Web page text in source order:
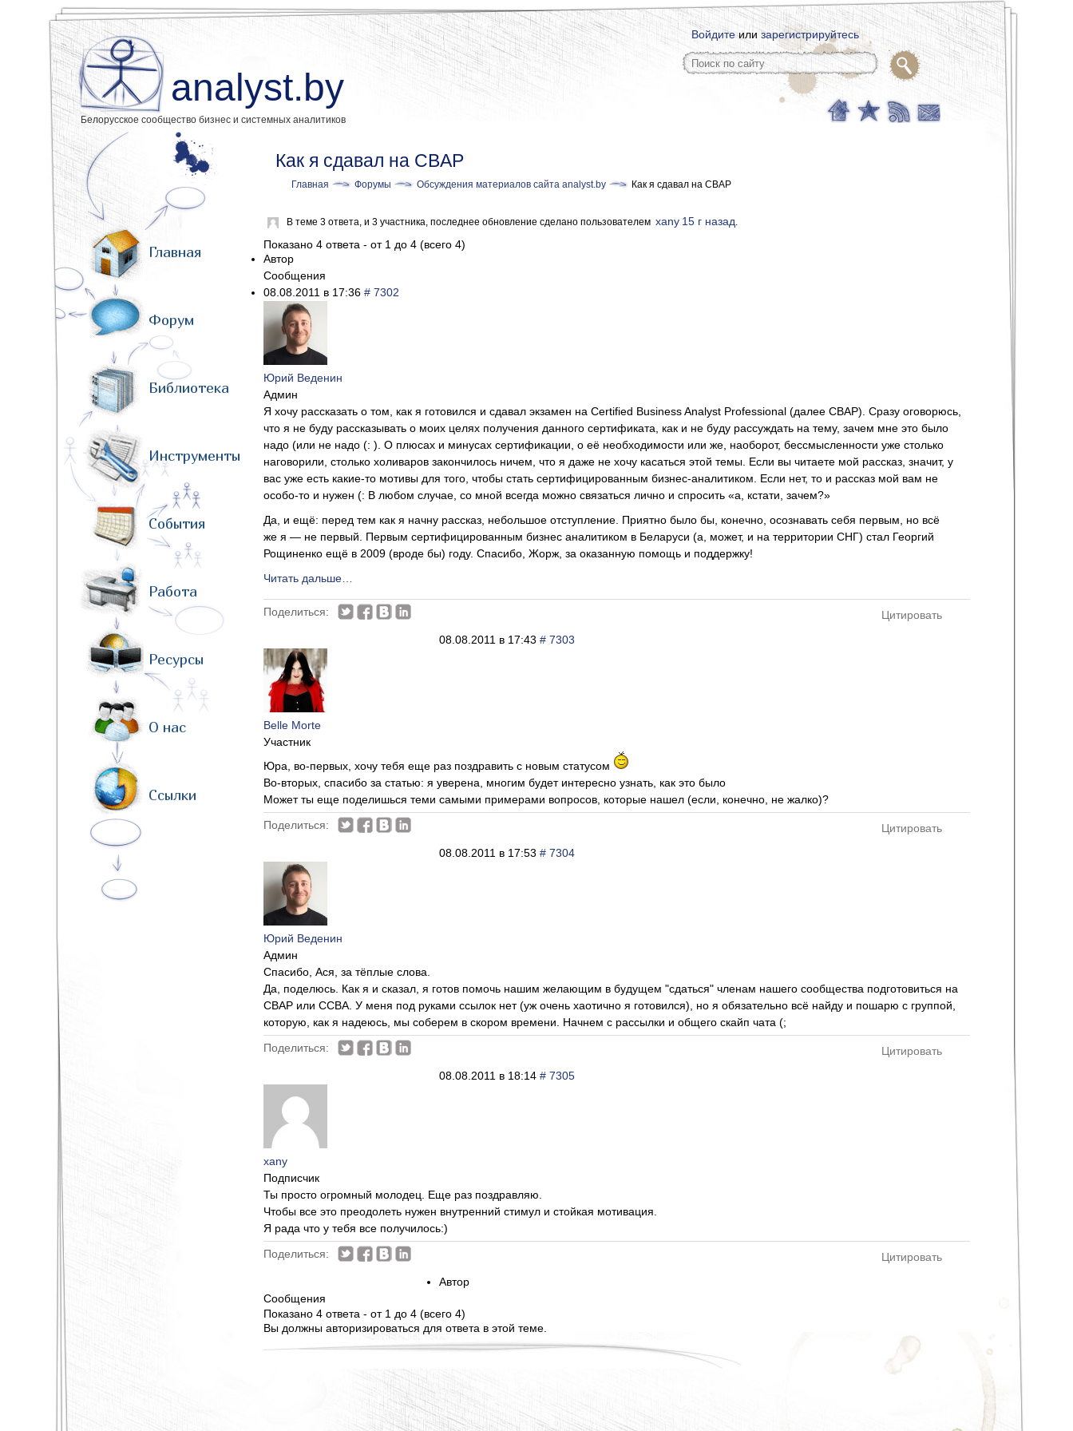
analyst.by
Белорусское сообщество бизнес и системных аналитиков
Войдитеилизарегистрируйтесь
Главная
Форум
Библиотека
Инструменты
События
Работа
Ресурсы
О нас
Ссылки
Как я сдавал на CBAP
Главная Форумы Обсуждения материалов сайта analyst.by Как я сдавал на CBAP
В теме 3 ответа, и 3 участника, последнее обновление сделано пользователем xany 15 г назад.
Показано 4 ответа - от 1 до 4 (всего 4)
Автор
Сообщения
08.08.2011 в 17:36 # 7302
Юрий Веденин
Админ
Я хочу рассказать о том, как я готовился и сдавал экзамен на Certified Business Analyst Professional (далее CBAP). Сразу оговорюсь,
что я не буду рассказывать о моих целях получения данного сертификата, как и не буду рассуждать на тему, зачем мне это было
надо (или не надо (: ). О плюсах и минусах сертификации, о её необходимости или же, наоборот, бессмысленности уже столько
наговорили, столько холиваров закончилось ничем, что я даже не хочу касаться этой темы. Если вы читаете мой рассказ, значит, у
вас уже есть какие-то мотивы для того, чтобы стать сертифицированным бизнес-аналитиком. Если нет, то и рассказ мой вам не
особо-то и нужен (: В любом случае, со мной всегда можно связаться лично и спросить «а, кстати, зачем?»
Да, и ещё: перед тем как я начну рассказ, небольшое отступление. Приятно было бы, конечно, осознавать себя первым, но всё
же я — не первый. Первым сертифицированным бизнес аналитиком в Беларуси (а, может, и на территории СНГ) стал Георгий
Рощиненко ещё в 2009 (вроде бы) году. Спасибо, Жорж, за оказанную помощь и поддержку!
Читать дальше…
Поделиться:
Цитировать
08.08.2011 в 17:43 # 7303
Belle Morte
Участник
Юра, во-первых, хочу тебя еще раз поздравить с новым статусом
Во-вторых, спасибо за статью: я уверена, многим будет интересно узнать, как это было
Может ты еще поделишься теми самыми примерами вопросов, которые нашел (если, конечно, не жалко)?
Поделиться:
Цитировать
08.08.2011 в 17:53 # 7304
Юрий Веденин
Админ
Спасибо, Ася, за тёплые слова.
Да, поделюсь. Как я и сказал, я готов помочь нашим желающим в будущем "сдаться" членам нашего сообщества подготовиться на
CBAP или CCBA. У меня под руками ссылок нет (уж очень хаотично я готовился), но я обязательно всё найду и пошарю с группой,
которую, как я надеюсь, мы соберем в скором времени. Начнем с рассылки и общего скайп чата (;
Поделиться:
Цитировать
08.08.2011 в 18:14 # 7305
xany
Подписчик
Ты просто огромный молодец. Еще раз поздравляю.
Чтобы все это преодолеть нужен внутренний стимул и стойкая мотивация.
Я рада что у тебя все получилось:)
Поделиться:
Цитировать
Автор
Сообщения
Показано 4 ответа - от 1 до 4 (всего 4)
Вы должны авторизироваться для ответа в этой теме.